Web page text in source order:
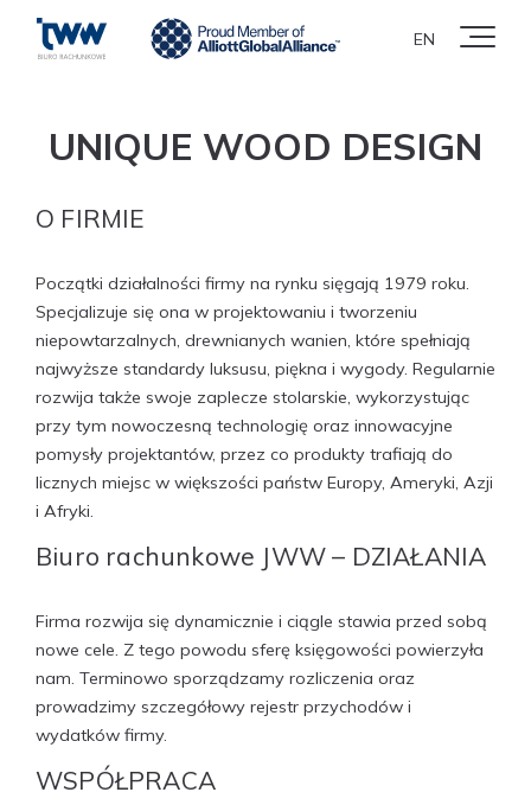
EN
UNIQUE WOOD DESIGN
O FIRMIE
Początki działalności firmy na rynku sięgają 1979 roku.
Specjalizuje się ona w projektowaniu i tworzeniu
niepowtarzalnych, drewnianych wanien, które spełniają
najwyższe standardy luksusu, piękna i wygody. Regularnie
rozwija także swoje zaplecze stolarskie, wykorzystując
przy tym nowoczesną technologię oraz innowacyjne
pomysły projektantów, przez co produkty trafiają do
licznych miejsc w większości państw Europy, Ameryki, Azji
i Afryki.
Biuro rachunkowe JWW – DZIAŁANIA
Firma rozwija się dynamicznie i ciągle stawia przed sobą
nowe cele. Z tego powodu sferę księgowości powierzyła
nam. Terminowo sporządzamy rozliczenia oraz
prowadzimy szczegółowy rejestr przychodów i
wydatków firmy.
WSPÓŁPRACA